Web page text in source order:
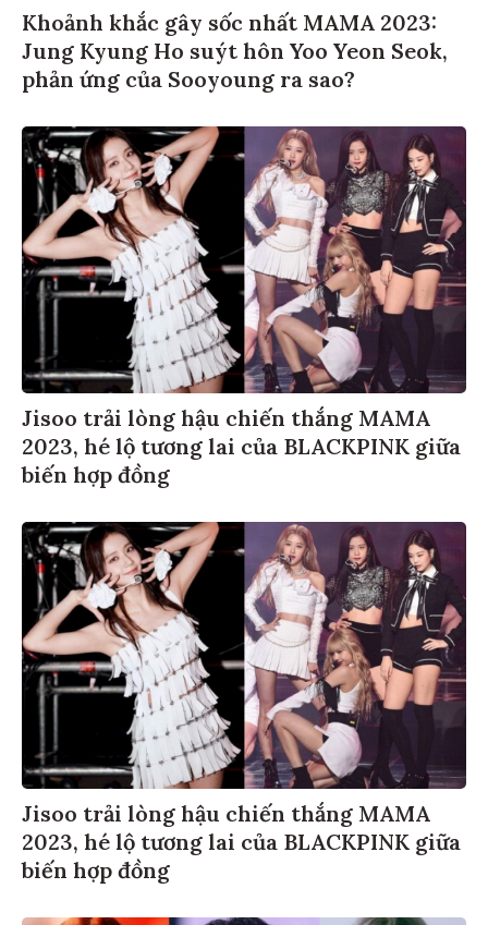
Khoảnh khắc gây sốc nhất MAMA 2023:
Jung Kyung Ho suýt hôn Yoo Yeon Seok,
phản ứng của Sooyoung ra sao?
Jisoo trải lòng hậu chiến thắng MAMA
2023, hé lộ tương lai của BLACKPINK giữa
biến hợp đồng
Jisoo trải lòng hậu chiến thắng MAMA
2023, hé lộ tương lai của BLACKPINK giữa
biến hợp đồng